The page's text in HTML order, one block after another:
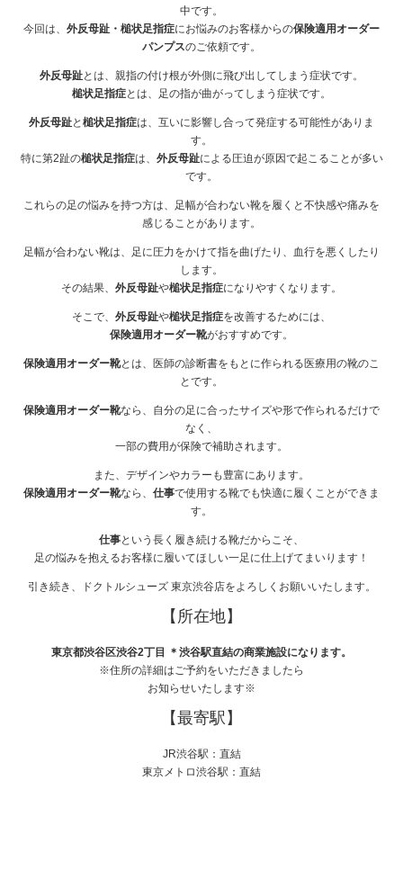
中です。
今回は、 外反母趾・槌状足指症にお悩みのお客様からの保険適用オーダー
パンプスのご依頼です。
外反母趾とは、親指の付け根が外側に飛び出してしまう症状です。
槌状足指症とは、足の指が曲がってしまう症状です。
外反母趾と 槌状足指症は、互いに影響し合って発症する可能性がありま
す。
特に第2趾の槌状足指症は、 外反母趾による圧迫が原因で起こることが多い
です。
これらの足の悩みを持つ方は、足幅が合わない靴を履くと不快感や痛みを
感じることがあります。
足幅が合わない靴は、足に圧力をかけて指を曲げたり、血行を悪くしたり
します。
その結果、 外反母趾や槌状足指症になりやすくなります。
そこで、 外反母趾や槌状足指症を改善するためには、
保険適用オーダー靴がおすすめです。
保険適用オーダー靴とは、医師の診断書をもとに作られる医療用の靴のこ
とです。
保険適用オーダー靴なら、自分の足に合ったサイズや形で作られるだけで
なく、
一部の費用が保険で補助されます。
また、デザインやカラーも豊富にあります。
保険適用オーダー靴なら、 仕事で使用する靴でも快適に履くことができま
す。
仕事という長く履き続ける靴だからこそ、
足の悩みを抱えるお客様に履いてほしい一足に仕上げてまいります！
引き続き、ドクトルシューズ 東京渋谷店をよろしくお願いいたします。
【所在地】
東京都渋谷区渋谷2丁目 ＊渋谷駅直結の商業施設になります。
※住所の詳細はご予約をいただきましたら
お知らせいたします※
【最寄駅】
JR渋谷駅：直結
東京メトロ渋谷駅：直結